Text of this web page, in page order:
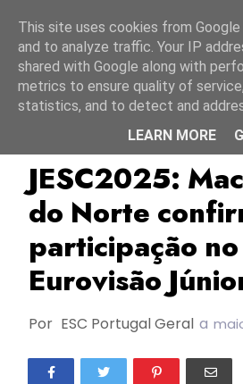
Macedónia Do
JESC2025:
do Norte
participação
Eurovisão
Por ESC Portugal Geral a
This site uses cookies from
and to analyze traffic. Your IP
shared with Google along with
metrics to ensure quality of
statistics, and to detect and
LEARN MORE